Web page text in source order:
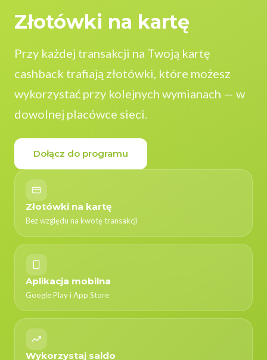
Złotówki na kartę
Przy każdej transakcji na Twoją kartę
cashback trafiają złotówki, które możesz
wykorzystać przy kolejnych wymianach — w
dowolnej placówce sieci.
Dołącz do programu
Złotówki na kartę
Bez względu na kwotę transakcji
Aplikacja mobilna
Google Play i App Store
Wykorzystaj saldo